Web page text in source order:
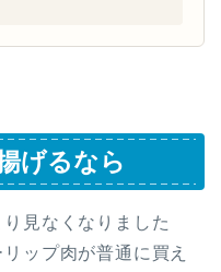
げるなら
見なくなりました
ップ肉が普通に買え